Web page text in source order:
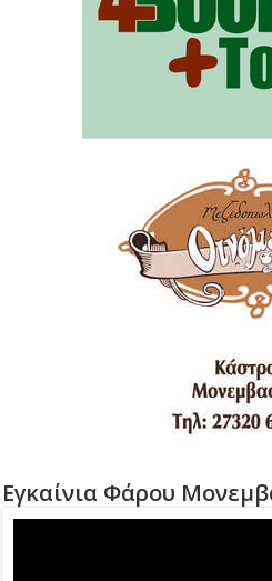
Εγκαίνια Φάρου